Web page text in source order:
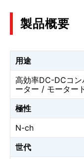
製品概要
用途
高効率DC-DCコ
ーター / モーター
極性
N-ch
世代